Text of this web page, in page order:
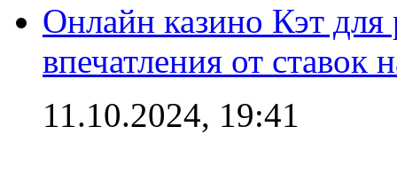
Онлайн казино Кэт для
впечатления от ставок
11.10.2024, 19:41